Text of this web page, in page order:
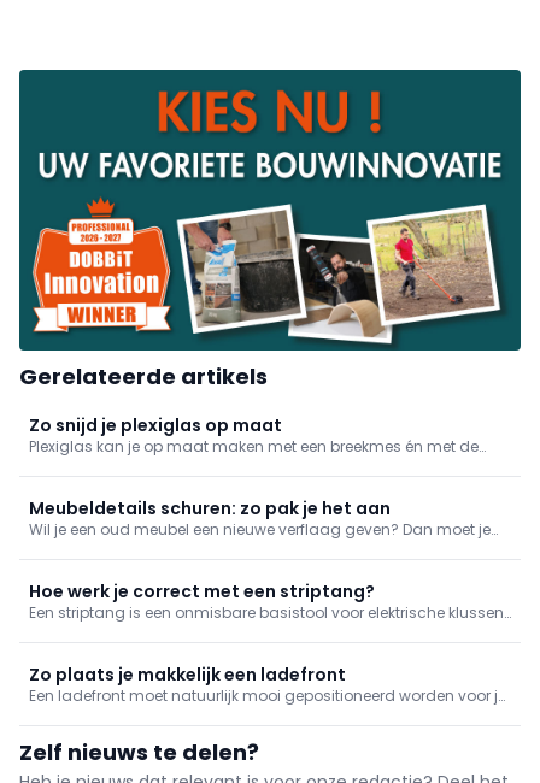
Gerelateerde artikels
Zo snijd je plexiglas op maat
Plexiglas kan je op maat maken met een breekmes én met de
Meubeldetails schuren: zo pak je het aan
Wil je een oud meubel een nieuwe verflaag geven? Dan moet je
schilderklaar resultaat.
Hoe werk je correct met een striptang?
Een striptang is een onmisbare basistool voor elektrische klussen,
Zo plaats je makkelijk een ladefront
Een ladefront moet natuurlijk mooi gepositioneerd worden voor je
Zelf nieuws te delen?